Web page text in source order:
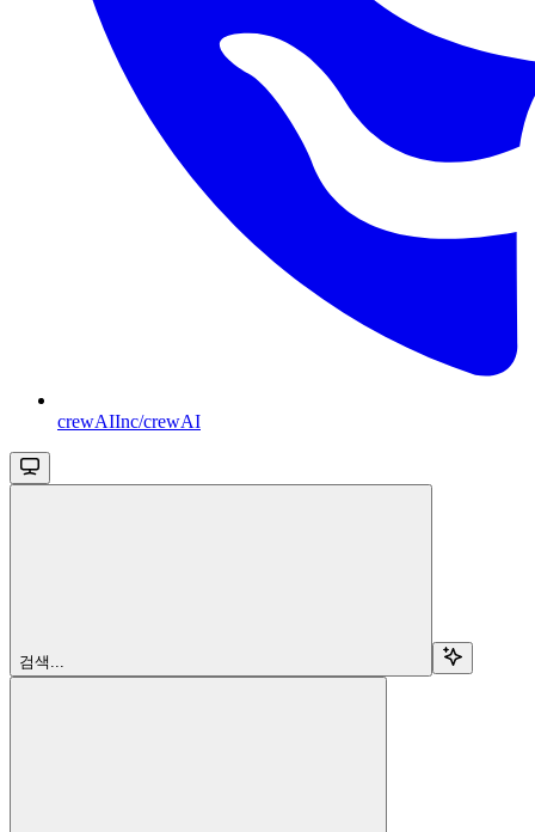
crewAIInc/crewAI
검색...